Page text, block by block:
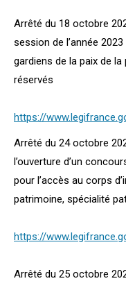
Arrêté du 18 octobre
session de l’année
gardiens de la paix de
réservés
https://
Arrêté du 24 octobre
l’ouverture d’un
pour l’accès au corps
patrimoine, spécialité
https://
Arrêté du 25 octobre